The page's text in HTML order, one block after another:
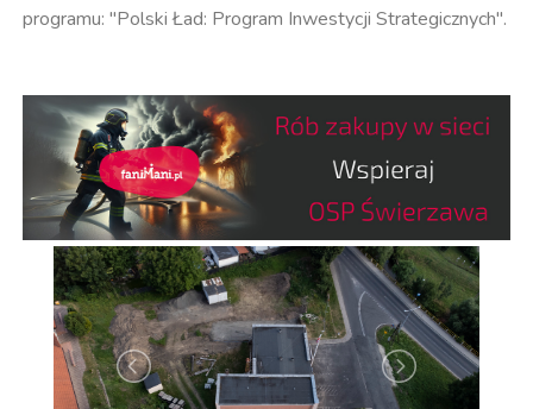
programu: "Polski Ład: Program Inwestycji Strategicznych".